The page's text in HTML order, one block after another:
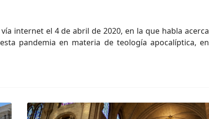
internet el 4 de abril de 2020, en la que habla acerca
pandemia en materia de teología apocalíptica, en